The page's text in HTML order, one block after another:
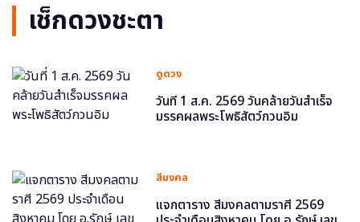
เช็กดวงชะตา
ดูดวง
วันที่ 1 ส.ค. 2569 วันคล้ายวันสำเร็จ
มรรคผลพระโพธิสัตว์กวนอิม
สีมงคล
แจกตาราง สีมงคลตามราศี 2569